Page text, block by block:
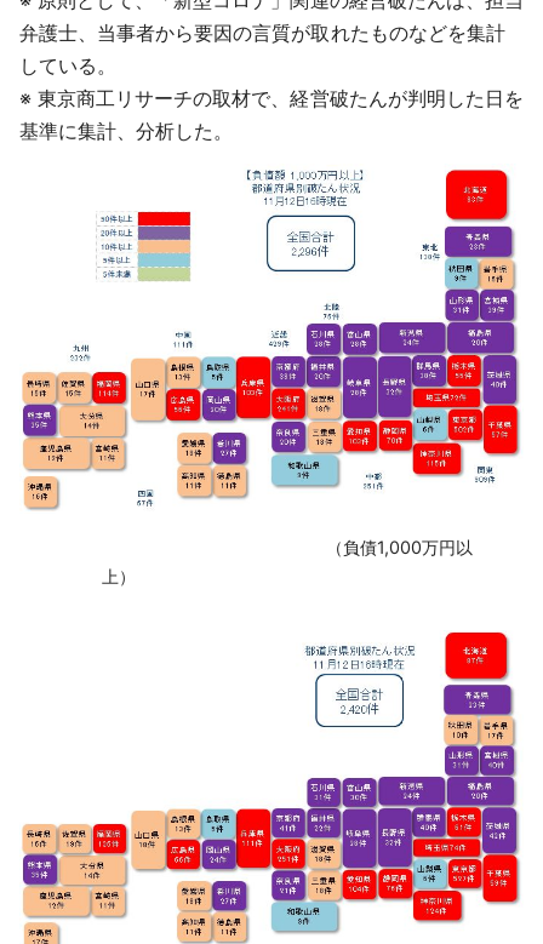
弁護士、当事者から要因の言質が取れたものなどを集計
している。
※ 東京商工リサーチの取材で、経営破たんが判明した日を
基準に集計、分析した。
‌ （負債1,000万円以
上）